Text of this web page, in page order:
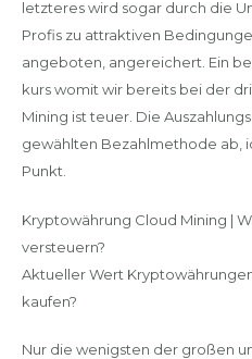
letzteres wird sogar durch die
Profis zu attraktiven
angeboten, angereichert. Ein
kurs womit wir bereits bei der
Mining ist teuer. Die
gewählten Bezahlmethode ab,
Punkt.
Kryptowährung Cloud Mining |
versteuern?
Aktueller Wert
kaufen?
Nur die wenigsten der großen